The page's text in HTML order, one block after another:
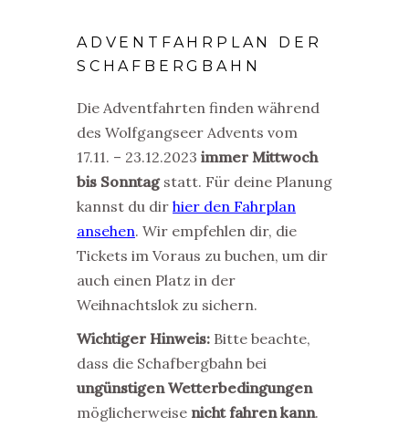
ADVENTFAHRPLAN DER
SCHAFBERGBAHN
Die Adventfahrten finden während
des Wolfgangseer Advents vom
17.11. – 23.12.2023 immer Mittwoch
bis Sonntagstatt. Für deine Planung
kannst du dir hier den Fahrplan
ansehen. Wir empfehlen dir, die
Tickets im Voraus zu buchen, um dir
auch einen Platz in der
Weihnachtslok zu sichern.
Wichtiger Hinweis: Bitte beachte,
dass die Schafbergbahn bei
ungünstigen Wetterbedingungen
möglicherweise nicht fahren kann.